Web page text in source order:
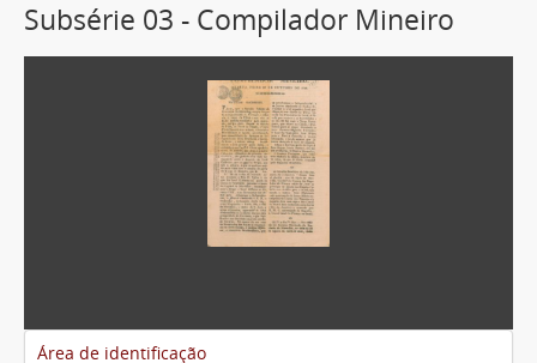
Subsérie 03 - Compilador Mineiro
Área de identificação